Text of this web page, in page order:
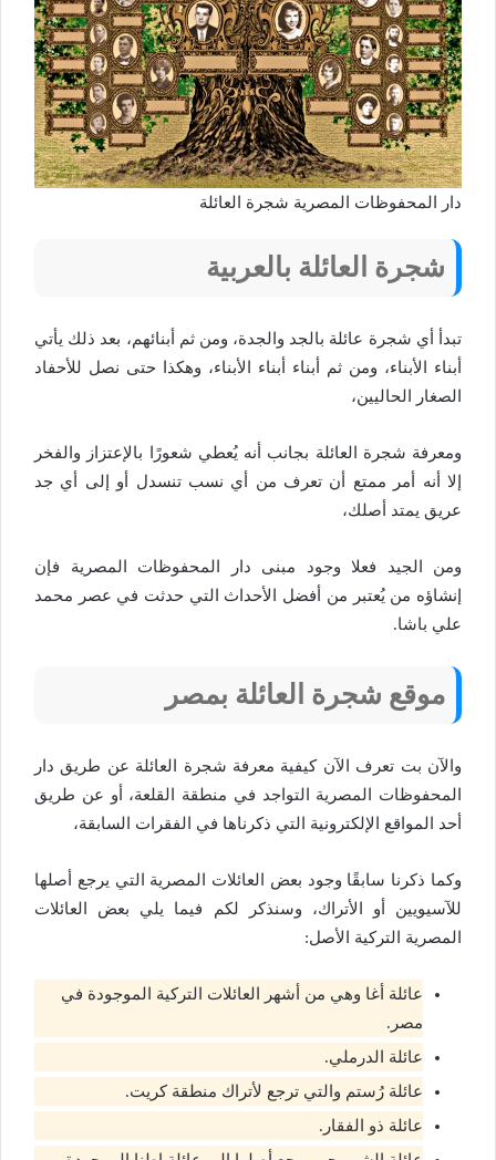
دار المحفوظات المصرية شجرة العائلة
شجرة العائلة بالعربية
تبدأ أي شجرة عائلة بالجد والجدة، ومن ثم أبنائهم، بعد ذلك يأتي
أبناء الأبناء، ومن ثم أبناء أبناء الأبناء، وهكذا حتى نصل للأحفاد
الصغار الحاليين،
ومعرفة شجرة العائلة بجانب أنه يُعطي شعورًا بالإعتزاز والفخر
إلا أنه أمر ممتع أن تعرف من أي نسب تنسدل أو إلى أي جد
عريق يمتد أصلك،
ومن الجيد فعلا وجود مبنى دار المحفوظات المصرية فإن
إنشاؤه من يُعتبر من أفضل الأحداث التي حدثت في عصر محمد
علي باشا.
موقع شجرة العائلة بمصر
والآن بت تعرف الآن كيفية معرفة شجرة العائلة عن طريق دار
المحفوظات المصرية التواجد في منطقة القلعة، أو عن طريق
أحد المواقع الإلكترونية التي ذكرناها في الفقرات السابقة،
وكما ذكرنا سابقًا وجود بعض العائلات المصرية التي يرجع أصلها
للآسيويين أو الأتراك، وسنذكر لكم فيما يلي بعض العائلات
المصرية التركية الأصل:
عائلة أغا وهي من أشهر العائلات التركية الموجودة في
مصر.
عائلة الدرملي.
عائلة رُستم والتي ترجع لأتراك منطقة كريت.
عائلة ذو الفقار.